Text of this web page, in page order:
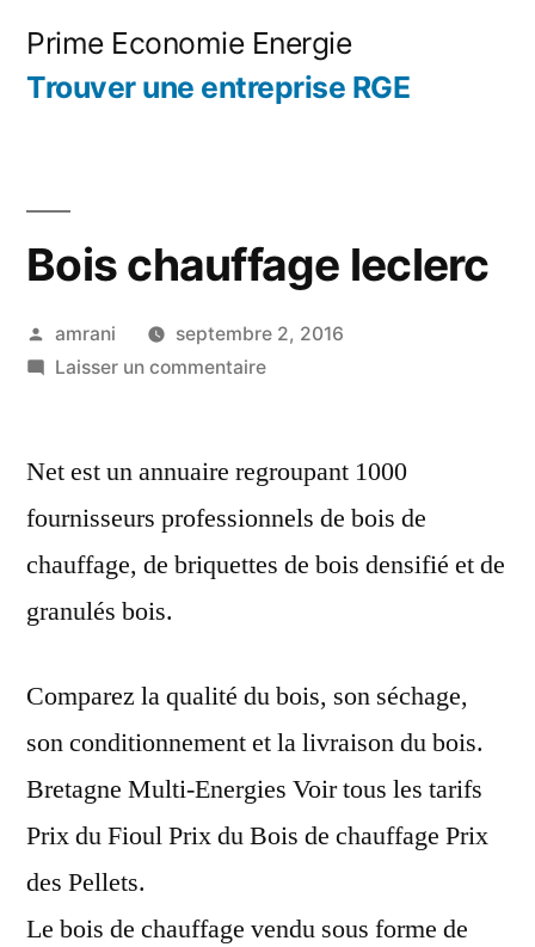
Prime Economie Energie
Trouver une entreprise RGE
Bois chauffage leclerc
Publié
par
amrani
septembre 2, 2016
Laisser un commentairesur
leclerc
Net est un annuaire regroupant 1000
fournisseurs professionnels de bois de
chauffage, de briquettes de bois densifié et de
granulés bois.
Comparez la qualité du bois, son séchage,
son conditionnement et la livraison du bois.
Bretagne Multi-Energies Voir tous les tarifs
Prix du Fioul Prix du Bois de chauffage Prix
des Pellets.
Le bois de chauffage vendu sous forme de